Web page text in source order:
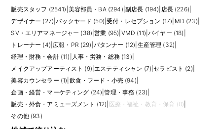
CRM、メール配信、SNS連携、LP制作、サイト改善、外部制作会社との
進行管理まで担当する場合もあります。ファッション業界では、商品の魅
力を写真、採寸、説明文、特集ページで伝える力が重要です。コスメ領域
では、成分や使用方法、キャンペーン設計への理解も求められます。
求人では、EC運用経験、楽天・ZOZOTOWN・Amazonなどモール運用経
験、自社ECの管理画面操作、Excelでの売上分析、Photoshopや
Illustrator、HTMLやCMSの基礎、広告やメルマガ運用経験が評価されま
す。販売経験者の場合、商品理解や顧客視点をECページ改善に活かせるこ
とがあります。
応募前には、担当するチャネル、自社ECとモールの比率、撮影や画像加工
販売スタッフ (2541) 美容部員・BA (294) 副店長 (194) 店長 (226)
デザイナー (27) |バックヤード (50) |受付・レセプション (17) MD (23)
SV・エリアマネージャー (38) |営業 (95) VMD (11) |バイヤー (18)
トレーナー (4) 広報・PR (29) パタンナー (12) 生産管理 (32)
経理・財務・会計 (11) 人事・労務・総務 (13)
メイクアップアーティスト (9) エステティシャン (7) |セラピスト (2)
美容カウンセラー (1) 飲食・フード・小売 (94)
企画・経営・マーケティング (24) |管理・事務 (23)
販売・外食・アミューズメント (12) 医療・福祉・教育・保育 (0)
その他 (93)